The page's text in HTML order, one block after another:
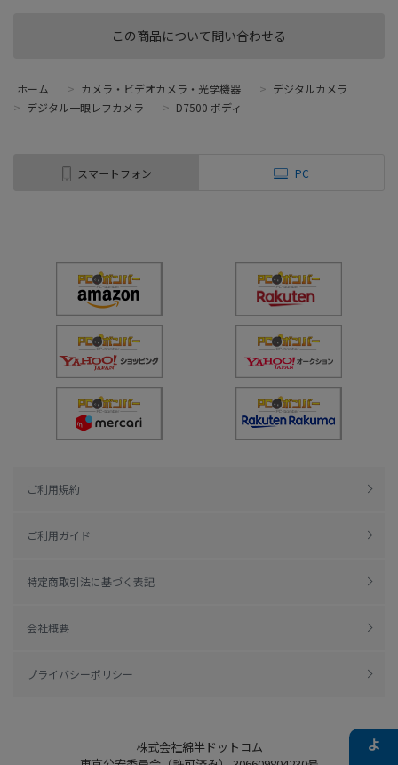
この商品について問い合わせる
ホーム > カメラ・ビデオカメラ・光学機器 > デジタルカメラ
> デジタル一眼レフカメラ > D7500 ボディ
スマートフォン PC
ご利用規約
ご利用ガイド
特定商取引法に基づく表記
会社概要
プライバシーポリシー
株式会社綿半ドットコム